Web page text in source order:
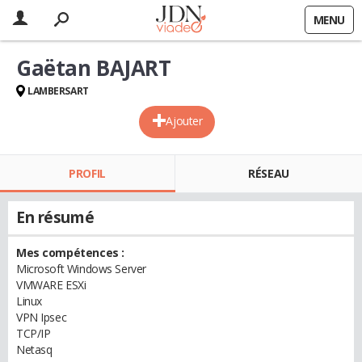
MENU
Ajouter
Gaëtan BAJART
LAMBERSART
PROFIL RÉSEAU
En résumé
Mes compétences :
Microsoft Windows Server
VMWARE ESXi
Linux
VPN Ipsec
TCP/IP
Netasq